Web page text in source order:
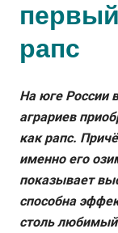
рапс
На юге России
аграриев
как рапс.
именно его
показывает
способна
столь